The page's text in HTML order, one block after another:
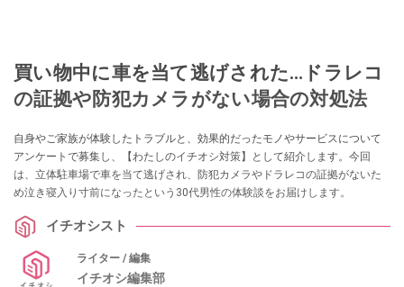
買い物中に車を当て逃げされた…ドラレコ
の証拠や防犯カメラがない場合の対処法
自身やご家族が体験したトラブルと、効果的だったモノやサービスについて
アンケートで募集し、【わたしのイチオシ対策】として紹介します。今回
は、立体駐車場で車を当て逃げされ、防犯カメラやドラレコの証拠がないた
め泣き寝入り寸前になったという30代男性の体験談をお届けします。
イチオシスト
ライター / 編集
イチオシ編集部